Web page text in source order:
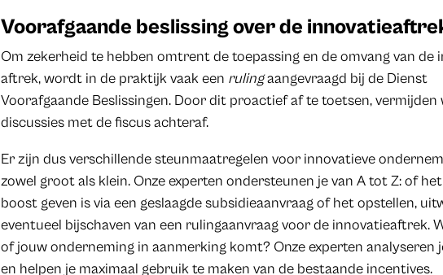
Voorafgaande beslissing over de
Om zekerheid te hebben omtrent de toepassing en de omvang van de
aftrek, wordt in de praktijk vaak een rulingaangevraagd bij de Dienst
Voorafgaande Beslissingen. Door dit proactief af te toetsen, vermijden
discussies met de fiscus achteraf.
Er zijn dus verschillende steunmaatregelen voor innovatieve
zowel groot als klein. Onze experten ondersteunen je van A tot Z: of
boost geven is via een geslaagde subsidieaanvraag of het opstellen,
eventueel bijschaven van een rulingaanvraag voor de innovatieaftrek.
of jouw onderneming in aanmerking komt? Onze experten analyseren
en helpen je maximaal gebruik te maken van de bestaande incentives.